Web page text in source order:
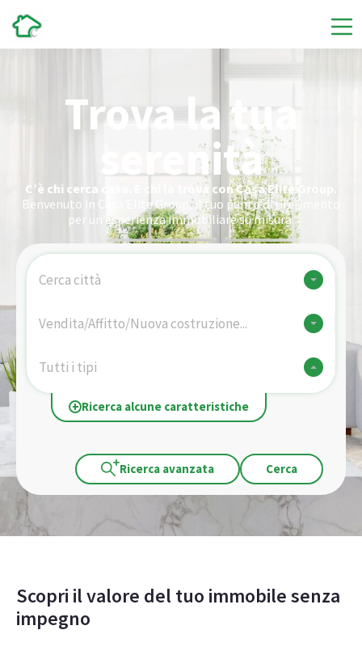
Trova la tua
serenità
C’è chi cerca casa. E chi la trova con Casa Elite Group.
Benvenuto in Casa Elite Group, il tuo punto di riferimento
per un’esperienza immobiliare su misura.
Cerca città
Vendita/Affitto/Nuova costruzione...
Tutti i tipi
Ricerca alcune caratteristiche
Ricerca avanzata Cerca
Scopri il valore del tuo immobile senza
impegno